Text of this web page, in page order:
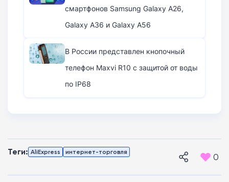
смартфонов Samsung Galaxy A26,
Galaxy A36 и Galaxy A56
В России представлен кнопочный
телефон Maxvi R10 с защитой от воды
по IP68
Теги: AliExpress интернет-торговля 0